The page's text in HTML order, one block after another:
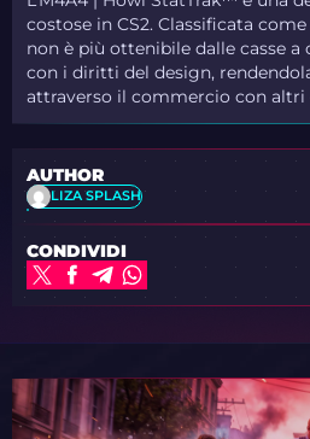
costose in CS2. Classificata
non è più ottenibile dalle casse a
con i diritti del design,
attraverso il commercio con altri
AUTHOR
LIZA SPLASH
CONDIVIDI